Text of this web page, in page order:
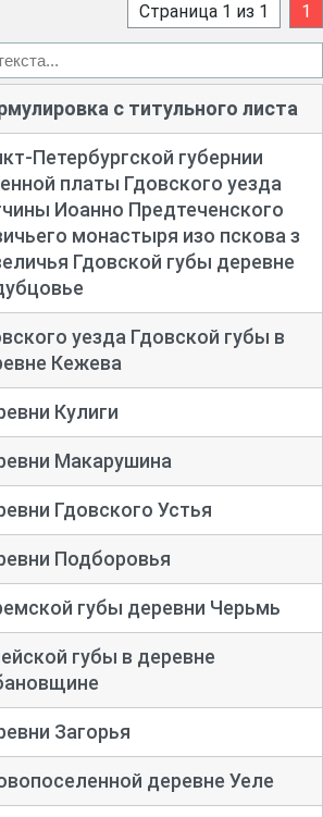
Страница 1 из 1 1
с титульного листа
Петербургской губернии
платы Гдовского уезда
Иоанно Предтеченского
монастыря изо пскова з
Гдовской губы деревне
уезда Гдовской губы в
Кежева
Кулиги
Макарушина
Гдовского Устья
Подборовья
губы деревни Черьмь
губы в деревне
Загорья
деревне Уеле